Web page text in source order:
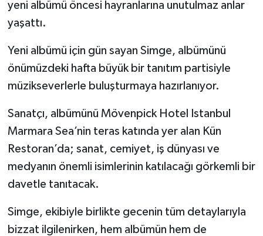
yeni albümü öncesi hayranlarına unutulmaz anlar
yaşattı.
Yeni albümü için gün sayan Simge, albümünü
önümüzdeki hafta büyük bir tanıtım partisiyle
müzikseverlerle buluşturmaya hazırlanıyor.
Sanatçı, albümünü Mövenpick Hotel Istanbul
Marmara Sea’nin teras katında yer alan Kün
Restoran’da; sanat, cemiyet, iş dünyası ve
medyanın önemli isimlerinin katılacağı görkemli bir
davetle tanıtacak.
Simge, ekibiyle birlikte gecenin tüm detaylarıyla
bizzat ilgilenirken, hem albümün hem de